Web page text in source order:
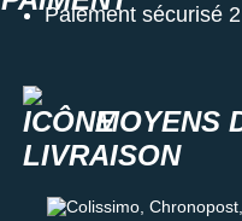
Paiement sécurisé
MOYENS
Colissimo, Chronopost,